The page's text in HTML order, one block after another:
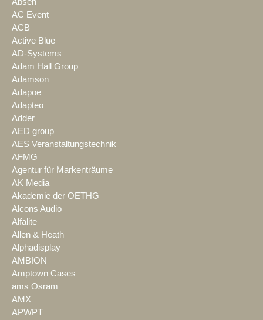
AC Event
ACB
Active Blue
AD-Systems
Adam Hall Group
Adamson
Adapoe
Adapteo
Adder
AED group
AES Veranstaltungstechnik
AFMG
Agentur für Markenträume
AK Media
Akademie der OETHG
Alcons Audio
Alfalite
Allen & Heath
Alphadisplay
AMBION
Amptown Cases
ams Osram
AMX
APWPT